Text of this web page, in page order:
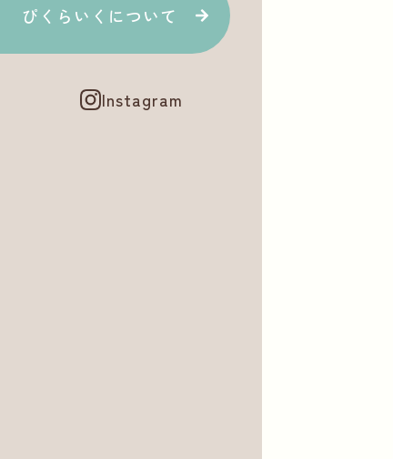
ぴくらいくについて
Instagram